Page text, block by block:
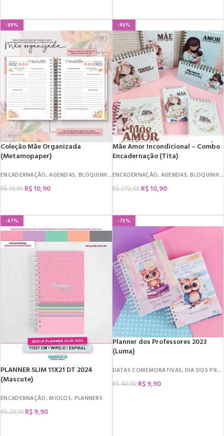
-89%
Coleção Mãe Organizada
(Metamopaper)
ENCADERNAÇÃO,AGENDAS, BLOQUINHOS ,CADERNOS,DEVOCIONAL, DATAS
R$99,90 R$10,90
-96%
Mãe Amor Incondicional – Combo
Encadernação (Tita)
ENCADERNAÇÃO, AGENDAS,BLOQUINHOS
R$272,40 R$10,90
-67%
PLANNER SLIM 11X21 DT 2024
(Mascute)
ENCADERNAÇÃO,MIOLOS, PLANNERS
R$29,90 R$9,90
-75%
Planner dos Professores 2023
(Luma)
DATAS COMEMORATIVAS, DIA DOS PROFESSORES
R$40,00 R$9,90